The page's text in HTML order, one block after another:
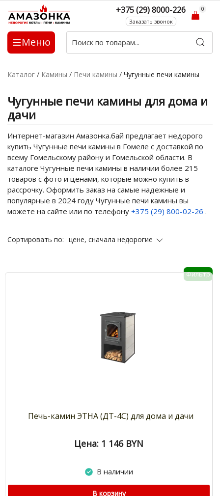
Меню
+375 (29) 8000-226
Заказать звонок
0
Каталог / Камины / Печи камины / Чугунные печи камины
Чугунные печи камины для дома и
дачи
Интернет-магазин Амазонка.бай предлагает недорого
купить Чугунные печи камины в Гомеле с доставкой по
всему Гомельскому району и Гомельской области. В
каталоге Чугунные печи камины в наличии более 215
товаров с фото и ценами, которые можно купить в
рассрочку. Оформить заказ на самые надежные и
популярные в 2024 году Чугунные печи камины вы
можете на сайте или по телефону +375 (29) 800-02-26 .
Сортировать по: цене, сначала недорогие
Фильтр
Печь-камин ЭТНА (ДТ-4С) для дома и дачи
Цена: 1 146 BYN
В наличии
В корзину